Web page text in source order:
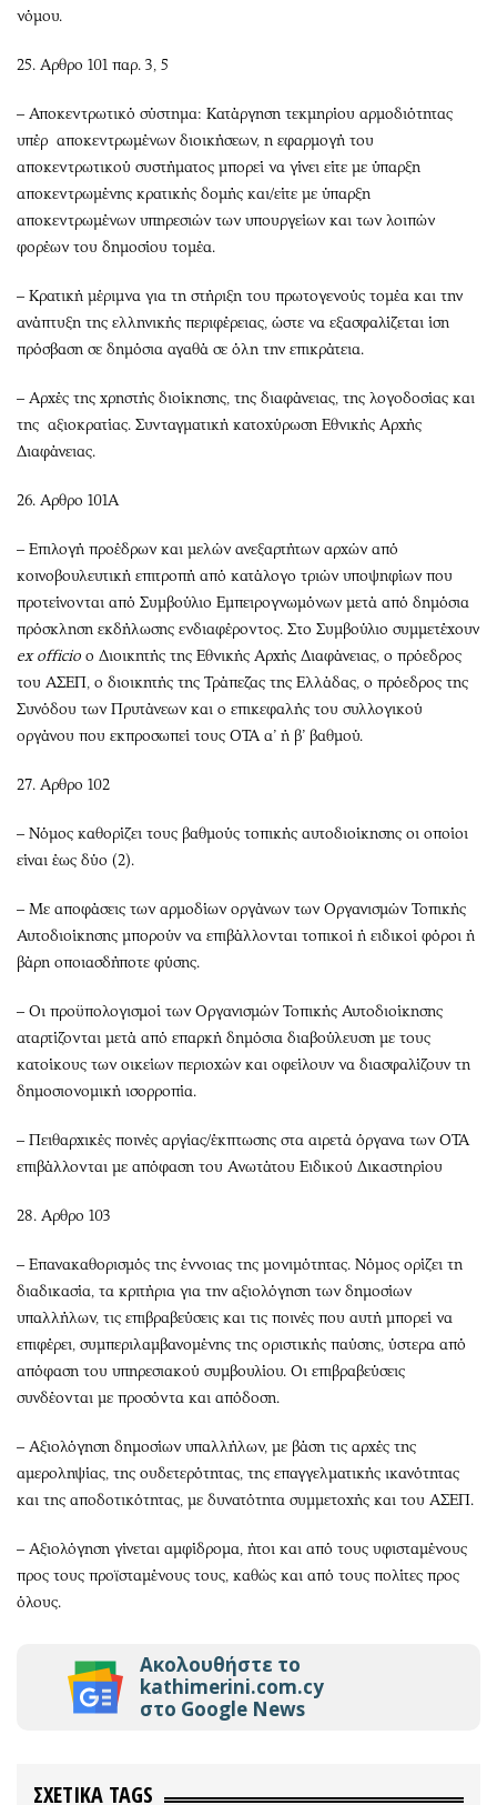
νόμου.
25. Αρθρο 101 παρ. 3, 5
– Αποκεντρωτικό σύστημα: Κατάργηση τεκμηρίου αρμοδιότητας
υπέρ αποκεντρωμένων διοικήσεων, η εφαρμογή του
αποκεντρωτικού συστήματος μπορεί να γίνει είτε με ύπαρξη
αποκεντρωμένης κρατικής δομής και/είτε με ύπαρξη
αποκεντρωμένων υπηρεσιών των υπουργείων και των λοιπών
φορέων του δημοσίου τομέα.
– Κρατική μέριμνα για τη στήριξη του πρωτογενούς τομέα και την
ανάπτυξη της ελληνικής περιφέρειας, ώστε να εξασφαλίζεται ίση
πρόσβαση σε δημόσια αγαθά σε όλη την επικράτεια.
– Αρχές της χρηστής διοίκησης, της διαφάνειας, της λογοδοσίας και
της αξιοκρατίας. Συνταγματική κατοχύρωση Εθνικής Αρχής
Διαφάνειας.
26. Αρθρο 101A
– Επιλογή προέδρων και μελών ανεξαρτήτων αρχών από
κοινοβουλευτική επιτροπή από κατάλογο τριών υποψηφίων που
προτείνονται από Συμβούλιο Εμπειρογνωμόνων μετά από δημόσια
πρόσκληση εκδήλωσης ενδιαφέροντος. Στο Συμβούλιο συμμετέχουν
ex officio ο Διοικητής της Εθνικής Αρχής Διαφάνειας, ο πρόεδρος
του ΑΣΕΠ, ο διοικητής της Τράπεζας της Ελλάδας, ο πρόεδρος της
Συνόδου των Πρυτάνεων και ο επικεφαλής του συλλογικού
οργάνου που εκπροσωπεί τους ΟΤΑ α’ ή β’ βαθμού.
27. Αρθρο 102
– Νόμος καθορίζει τους βαθμούς τοπικής αυτοδιοίκησης οι οποίοι
είναι έως δύο (2).
– Με αποφάσεις των αρμοδίων οργάνων των Οργανισμών Τοπικής
Αυτοδιοίκησης μπορούν να επιβάλλονται τοπικοί ή ειδικοί φόροι ή
βάρη οποιασδήποτε φύσης.
– Οι προϋπολογισμοί των Οργανισμών Τοπικής Αυτοδιοίκησης
αταρτίζονται μετά από επαρκή δημόσια διαβούλευση με τους
κατοίκους των οικείων περιοχών και οφείλουν να διασφαλίζουν τη
δημοσιονομική ισορροπία.
– Πειθαρχικές ποινές αργίας/έκπτωσης στα αιρετά όργανα των ΟΤΑ
επιβάλλονται με απόφαση του Ανωτάτου Ειδικού Δικαστηρίου
28. Αρθρο 103
– Επανακαθορισμός της έννοιας της μονιμότητας. Νόμος ορίζει τη
διαδικασία, τα κριτήρια για την αξιολόγηση των δημοσίων
υπαλλήλων, τις επιβραβεύσεις και τις ποινές που αυτή μπορεί να
επιφέρει, συμπεριλαμβανομένης της οριστικής παύσης, ύστερα από
απόφαση του υπηρεσιακού συμβουλίου. Οι επιβραβεύσεις
συνδέονται με προσόντα και απόδοση.
– Αξιολόγηση δημοσίων υπαλλήλων, με βάση τις αρχές της
αμεροληψίας, της ουδετερότητας, της επαγγελματικής ικανότητας
και της αποδοτικότητας, με δυνατότητα συμμετοχής και του ΑΣΕΠ.
– Αξιολόγηση γίνεται αμφίδρομα, ήτοι και από τους υφισταμένους
προς τους προϊσταμένους τους, καθώς και από τους πολίτες προς
όλους.
Ακολουθήστε το
kathimerini.com.cy
στο Google News
ΣΧΕΤΙΚΑ TAGS